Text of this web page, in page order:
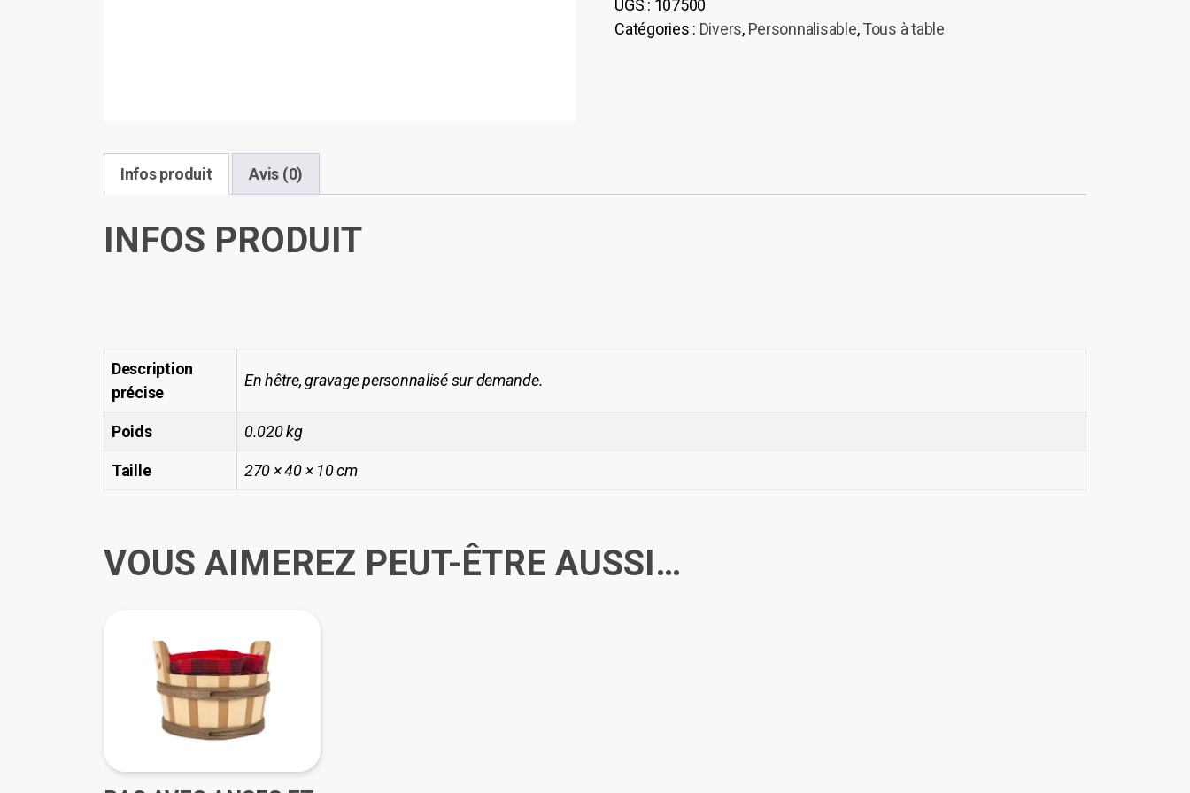
UGS : 107500
Catégories : Divers, Personnalisable,Tous à table
Infos produit Avis (0)
INFOS PRODUIT
Description
précise
En hêtre, gravage personnalisé sur demande.
Poids 0.020 kg
Taille 270 × 40 × 10 cm
VOUS AIMEREZ PEUT-ÊTRE AUSSI…